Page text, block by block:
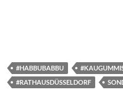
#HABBUBABBU
#RATHAUSDÜSSELDORF